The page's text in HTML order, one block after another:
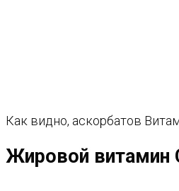
Как видно, аскорбатов
Жировой витамин